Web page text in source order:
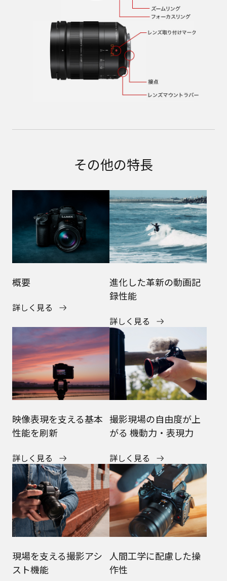
その他の特長
概要
詳しく見る
進化した革新の動画記
録性能
詳しく見る
映像表現を支える基本
性能を刷新
詳しく見る
撮影現場の自由度が上
がる 機動力・表現力
詳しく見る
現場を支える撮影アシ
スト機能
人間工学に配慮した操
作性